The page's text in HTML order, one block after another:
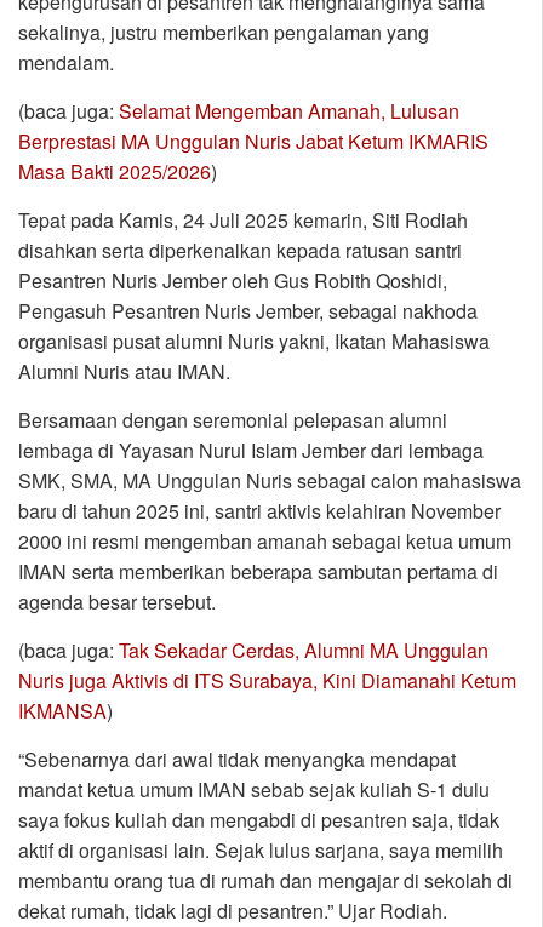
sekalinya, justru memberikan pengalaman yang
mendalam.
(baca juga: Selamat Mengemban Amanah, Lulusan
Berprestasi MA Unggulan Nuris Jabat Ketum IKMARIS
Masa Bakti 2025/2026)
Tepat pada Kamis, 24 Juli 2025 kemarin, Siti Rodiah
disahkan serta diperkenalkan kepada ratusan santri
Pesantren Nuris Jember oleh Gus Robith Qoshidi,
Pengasuh Pesantren Nuris Jember, sebagai nakhoda
organisasi pusat alumni Nuris yakni, Ikatan Mahasiswa
Alumni Nuris atau IMAN.
Bersamaan dengan seremonial pelepasan alumni
lembaga di Yayasan Nurul Islam Jember dari lembaga
SMK, SMA, MA Unggulan Nuris sebagai calon mahasiswa
baru di tahun 2025 ini, santri aktivis kelahiran November
2000 ini resmi mengemban amanah sebagai ketua umum
IMAN serta memberikan beberapa sambutan pertama di
agenda besar tersebut.
(baca juga: Tak Sekadar Cerdas, Alumni MA Unggulan
Nuris juga Aktivis di ITS Surabaya, Kini Diamanahi Ketum
IKMANSA)
“Sebenarnya dari awal tidak menyangka mendapat
mandat ketua umum IMAN sebab sejak kuliah S-1 dulu
saya fokus kuliah dan mengabdi di pesantren saja, tidak
aktif di organisasi lain. Sejak lulus sarjana, saya memilih
membantu orang tua di rumah dan mengajar di sekolah di
dekat rumah, tidak lagi di pesantren.” Ujar Rodiah.